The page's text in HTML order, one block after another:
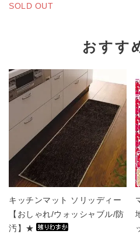
SOLD OUT
おすす
キッチンマット ソリッディー
【おしゃれ/ウォッシャブル/防
汚】★